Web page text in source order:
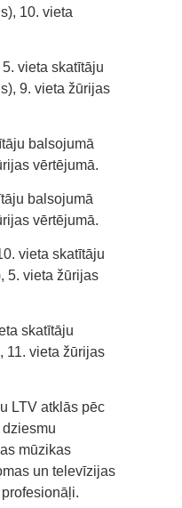
10. vieta
5. vieta skatītāju
9. vieta žūrijas
balsojumā
vērtējumā.
balsojumā
vērtējumā.
vieta skatītāju
5. vieta žūrijas
skatītāju
11. vieta žūrijas
LTV atklās pēc
mūzikas
un televīzijas